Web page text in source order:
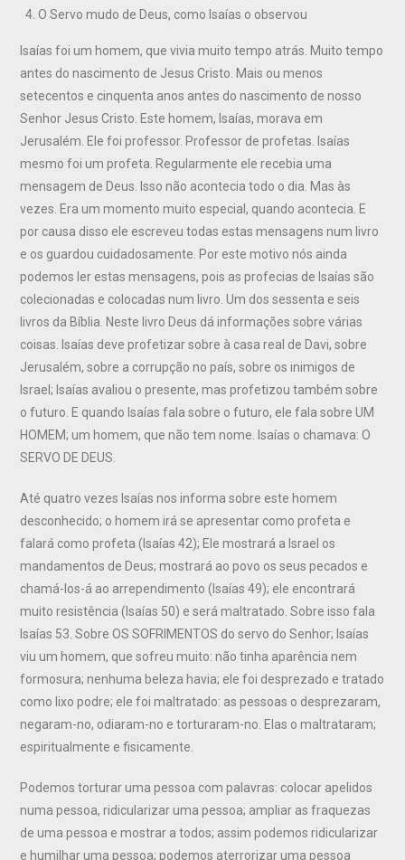
O Servo mudo de Deus, como Isaías o observou
Isaías foi um homem, que vivia muito tempo atrás. Muito tempo
antes do nascimento de Jesus Cristo. Mais ou menos
setecentos e cinquenta anos antes do nascimento de nosso
Senhor Jesus Cristo. Este homem, Isaías, morava em
Jerusalém. Ele foi professor. Professor de profetas. Isaías
mesmo foi um profeta. Regularmente ele recebia uma
mensagem de Deus. Isso não acontecia todo o dia. Mas às
vezes. Era um momento muito especial, quando acontecia. E
por causa disso ele escreveu todas estas mensagens num livro
e os guardou cuidadosamente. Por este motivo nós ainda
podemos ler estas mensagens, pois as profecias de Isaías são
colecionadas e colocadas num livro. Um dos sessenta e seis
livros da Bíblia. Neste livro Deus dá informações sobre várias
coisas. Isaías deve profetizar sobre à casa real de Davi, sobre
Jerusalém, sobre a corrupção no país, sobre os inimigos de
Israel; Isaías avaliou o presente, mas profetizou também sobre
o futuro. E quando Isaías fala sobre o futuro, ele fala sobre UM
HOMEM; um homem, que não tem nome. Isaías o chamava: O
SERVO DE DEUS.
Até quatro vezes Isaías nos informa sobre este homem
desconhecido; o homem irá se apresentar como profeta e
falará como profeta (Isaías 42); Ele mostrará a Israel os
mandamentos de Deus; mostrará ao povo os seus pecados e
chamá-los-á ao arrependimento (Isaías 49); ele encontrará
muito resistência (Isaías 50) e será maltratado. Sobre isso fala
Isaías 53. Sobre OS SOFRIMENTOS do servo do Senhor; Isaías
viu um homem, que sofreu muito: não tinha aparência nem
formosura; nenhuma beleza havia; ele foi desprezado e tratado
como lixo podre; ele foi maltratado: as pessoas o desprezaram,
negaram-no, odiaram-no e torturaram-no. Elas o maltrataram;
espiritualmente e fisicamente.
Podemos torturar uma pessoa com palavras: colocar apelidos
numa pessoa, ridicularizar uma pessoa; ampliar as fraquezas
de uma pessoa e mostrar a todos; assim podemos ridicularizar
e humilhar uma pessoa; podemos aterrorizar uma pessoa